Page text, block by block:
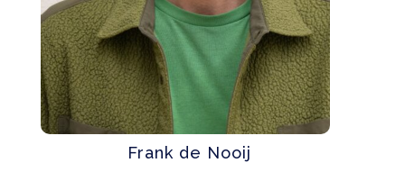
Frank de Nooij